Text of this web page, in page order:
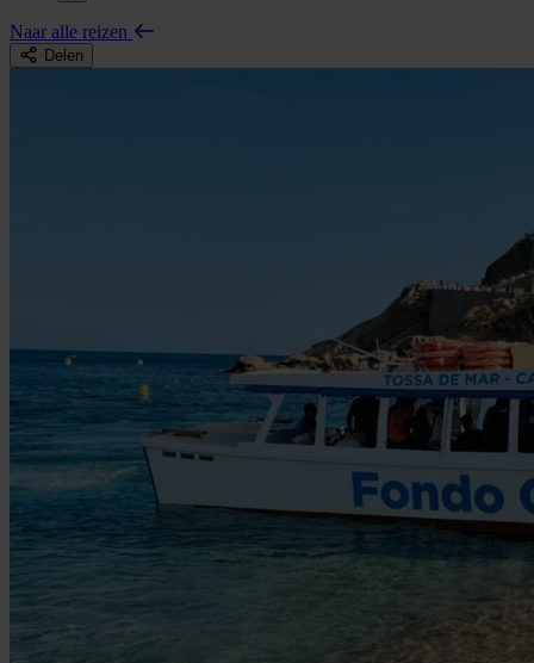
Naar alle reizen
Delen